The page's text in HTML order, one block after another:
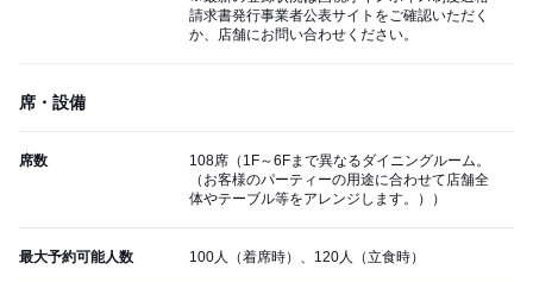
請求書発行事業者公表サイトをご確認いただく
か、店舗にお問い合わせください。
席・設備
席数
108席（1F～6Fまで異なるダイニングルーム。
（お客様のパーティーの用途に合わせて店舗全
体やテーブル等をアレンジします。））
最大予約可能人数 100人（着席時）、120人（立食時）